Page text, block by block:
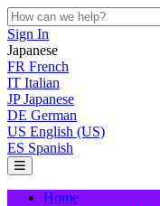
Sign In
Japanese
FR French
IT Italian
JP Japanese
DE German
US English (US)
ES Spanish
Home